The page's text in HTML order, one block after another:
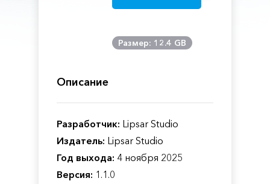
Размер: 12.4 GB
Описание
Разработчик: Lipsar Studio
Издатель: Lipsar Studio
Год выхода: 4 ноября 2025
Версия: 1.1.0